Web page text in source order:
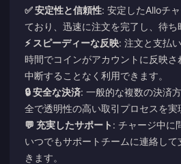
✅ 安定性と信頼性: 安定したAlloチ
ており、迅速に注文を完了し、待ち
⚡ スピーディーな反映: 注文と支払
時間でコインがアカウントに反映
中断することなく利用できます。
🔒 安全な決済: 一般的な複数の決済
全で透明性の高い取引プロセスを実
💬 充実したサポート : チャージ中に
いつでもサポートチームに連絡し
きます。